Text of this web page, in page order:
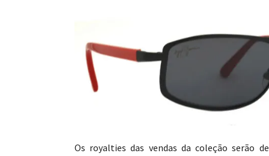
Os royalties das vendas da coleção serão